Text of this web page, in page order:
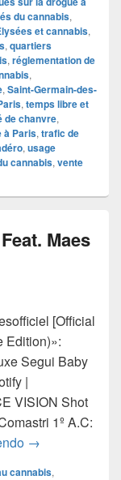
du cannabis,
et cannabis,
, quartiers
, réglementation de
,
, Saint-Germain-des-
, temps libre et
de chanvre,
à Paris, trafic de
, usage
cannabis, vente
Maes
[Official
Edition)»:
Segui Baby
|
VISION Shot
1º A.C:
Baby Gang –
→
cannabis,